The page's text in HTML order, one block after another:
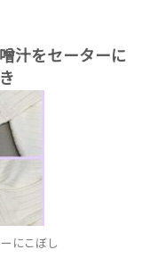
汁をセーターに
にこぼし